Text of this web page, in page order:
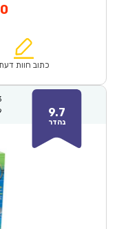
₪128.00.
המחיר
הוא:
כתוב חוות דעת
9.7
נהדר